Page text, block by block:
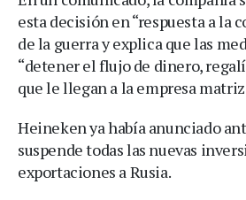
esta decisión en “respuesta a la
de la guerra y explica que las
“detener el flujo de dinero,
que le llegan a la empresa
Heineken ya había anunciado
suspende todas las nuevas
exportaciones a Rusia.